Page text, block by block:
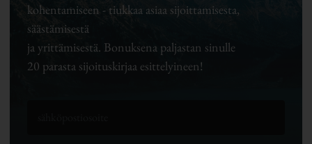
kohentamiseen - tiukkaa asiaa sijoittamisesta,
säästämisestä
ja yrittämisestä. Bonuksena paljastan sinulle
20 parasta sijoituskirjaa esittelyineen!